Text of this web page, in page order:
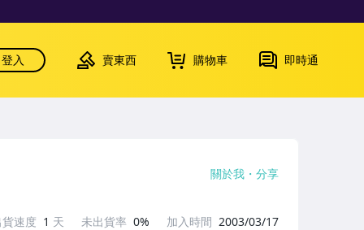
登入 賣東西 購物車 即時通
關於我 分享
速度 1 天 未出貨率 0% 加入時間 2003/03/17